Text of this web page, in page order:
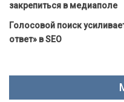
закрепиться в медиаполе
Голосовой поиск
ответ» в SEO